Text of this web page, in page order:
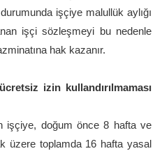
işçiye malullük aylığı
işçi sözleşmeyi bu nedenle
hak kazanır.
izin kullandırılmaması
işçiye, doğum önce 8 hafta ve
üzere toplamda 16 hafta yasal